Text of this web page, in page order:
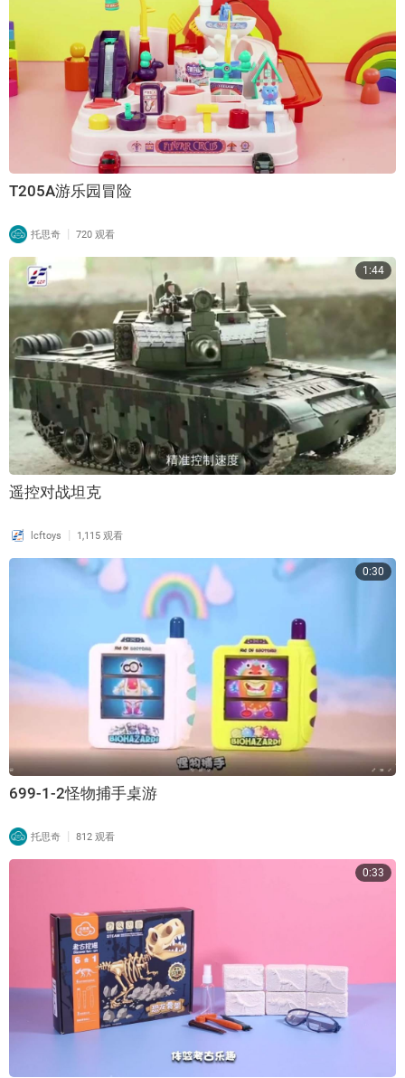
T205A游乐园冒险
托思奇 | 720 观看
1:44
遥控对战坦克
lcftoys | 1,115 观看
0:30
699-1-2怪物捕手桌游
托思奇 | 812 观看
0:33